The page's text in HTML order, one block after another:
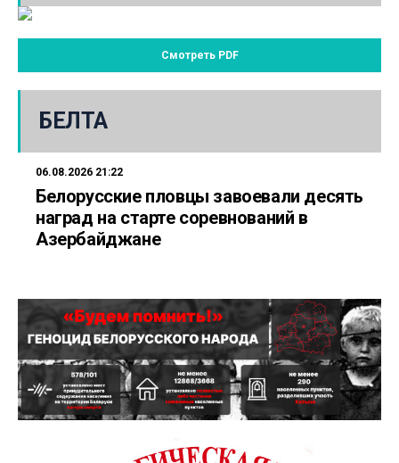
Смотреть PDF
БЕЛТА
06.08.2026 21:22
Белорусские пловцы завоевали десять
наград на старте соревнований в
Азербайджане